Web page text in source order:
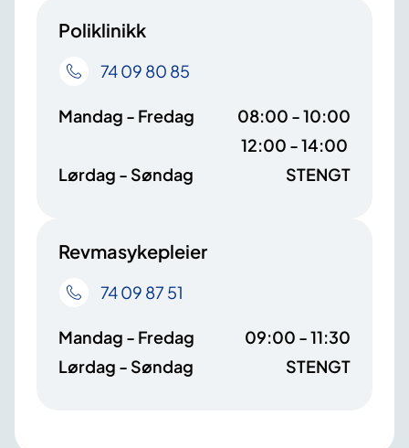
Poliklinikk
74 09 80 85
Mandag - Fredag
08:00 - 10:00
12:00 - 14:00
Lørdag - Søndag
STENGT
Revmasykepleier
74 09 87 51
Mandag - Fredag
09:00 - 11:30
Lørdag - Søndag
STENGT